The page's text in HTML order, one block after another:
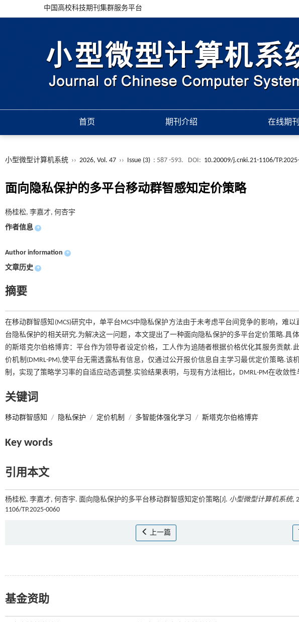
中国高校科技期刊集群服务平台
首页 期刊介绍 在线期刊
小型微型计算机系统 ›› 2026, Vol. 47 ›› Issue (3) : 587 -593. DOI: 10.20009/j.cnki.21-1106/
面向隐私保护的多平台移动群智感知定价策略
杨桂松, 李嘉才, 何杏宇
作者信息 +
Author information +
文章历史 +
摘要
在移动群智感知(MCS)研究中，单平台MCS中隐私保护方法由于未考虑平台间竞争的影响，难
台隐私保护的相关研究.为解决这一问题，本文提出了一种面向隐私保护的多平台定价策略.具
的斯塔克尔伯格博弈：平台作为领导者设定价格，工人作为追随者根据价格优化其服务贡献.
价机制(DMRL-PM),使平台无需透露私有信息，仅通过公开报价信息自主学习最优定价策略.该
制，实现了策略学习率的自适应动态调整.实验结果表明，与现有方法相比，DMRL-PM在收敛
关键词
移动群智感知 / 隐私保护 / 定价机制 / 多智能体强化学习 / 斯塔克尔伯格博弈
Key words
引用本文
杨桂松, 李嘉才, 何杏宇. 面向隐私保护的多平台移动群智感知定价策略[J]. 小型微型计算机系统,
1106/TP.2025-0060
上一篇
基金资助